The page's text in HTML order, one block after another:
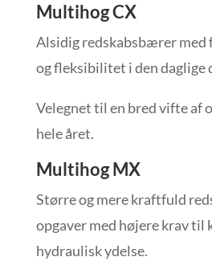
Multihog CX
Alsidig redskabsbærer med
og fleksibilitet i den daglige
Velegnet til en bred vifte af
hele året.
Multihog MX
Større og mere kraftfuld
opgaver med højere krav til
hydraulisk ydelse.